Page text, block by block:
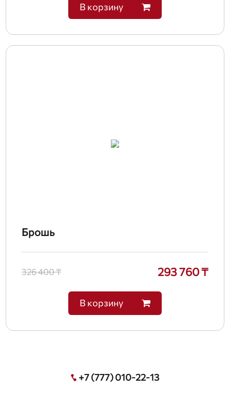
В корзину
Брошь
326 400 ₸ 293 760 ₸
В корзину
+7 (777) 010-22-13